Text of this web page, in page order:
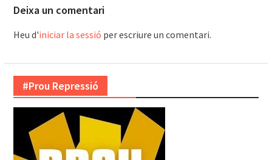
Deixa un comentari
Heu d'iniciar la sessió per escriure un comentari.
#Prou Repressió